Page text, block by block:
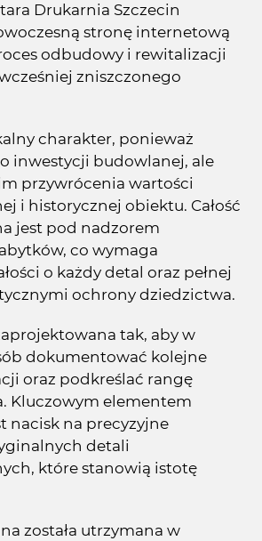
Drukarnia Szczecin
stronę internetową
odbudowy i rewitalizacji
zniszczonego
charakter, ponieważ
inwestycji budowlanej, ale
przywrócenia wartości
i historycznej obiektu. Całość
jest pod nadzorem
co wymaga
o każdy detal oraz pełnej
ochrony dziedzictwa.
tak, aby w
dokumentować kolejne
oraz podkreślać rangę
Kluczowym elementem
nacisk na precyzyjne
detali
które stanowią istotę
została utrzymana w